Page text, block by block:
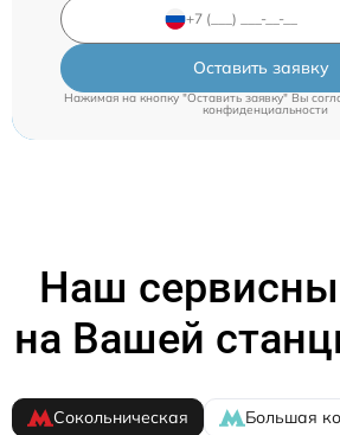
Оставить заявку
Нажимая на кнопку "Оставить заявку" Вы
конфиденциальности
Наш
на Вашей
Сокольническая
Большая